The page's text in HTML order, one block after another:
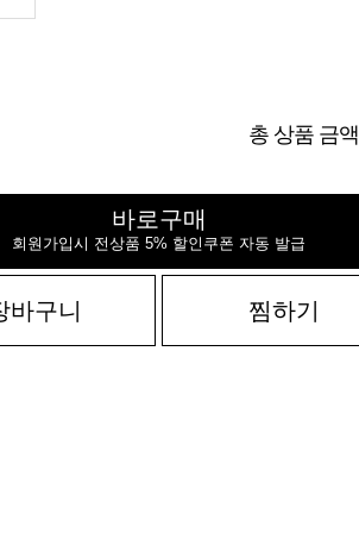
총 상품 금액
바로구매
회원가입시 전상품 5% 할인쿠폰 자동 발급
바구니 찜하기